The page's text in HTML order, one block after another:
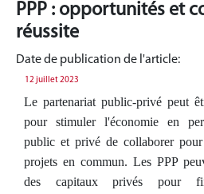
PPP : opportunités et
réussite
Date de publication de l'article:
12 juillet 2023
Le partenariat public-privé peut
pour stimuler l'économie en
public et privé de collaborer
projets en commun. Les PPP
des capitaux privés pour